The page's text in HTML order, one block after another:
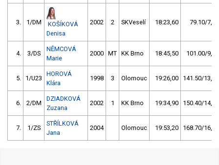
3. 1/DM
KOŠÍKOVÁ
Denisa
2002 2 SKVeselí 18:23,60 79.10/7,7
4. 3/DS
NĚMCOVÁ
Marie
2000 MT KK Brno 18:45,50 101.00/9,9
5. 1/U23
HOROVÁ
Klára
1998 3 Olomouc 19:26,00 141.50/13,8
6. 2/DM
DZIADKOVÁ
Zuzana
2002 1 KK Brno 19:34,90 150.40/14,7
7. 1/ZS
STŘÍLKOVÁ
Jana
2004 Olomouc 19:53,20 168.70/16,5